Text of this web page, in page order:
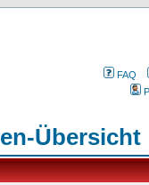
FAQ
Übersicht